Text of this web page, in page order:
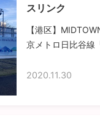
スリンク
【港区】
京メトロ日比谷線
2020.11.30